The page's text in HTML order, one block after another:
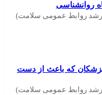
روانشناسی
روابط عمومی سلامت)
پزشکان که باعث از دست
روابط عمومی سلامت)